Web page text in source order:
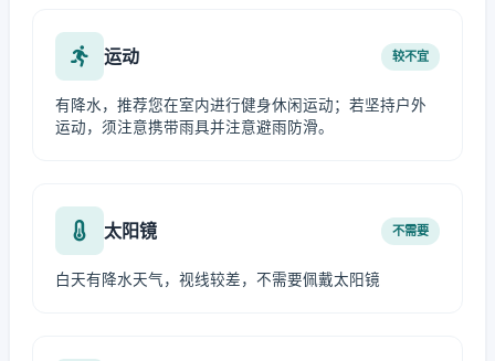
运动 较不宜
有降水，推荐您在室内进行健身休闲运动；若坚持户外
运动，须注意携带雨具并注意避雨防滑。
太阳镜 不需要
白天有降水天气，视线较差，不需要佩戴太阳镜